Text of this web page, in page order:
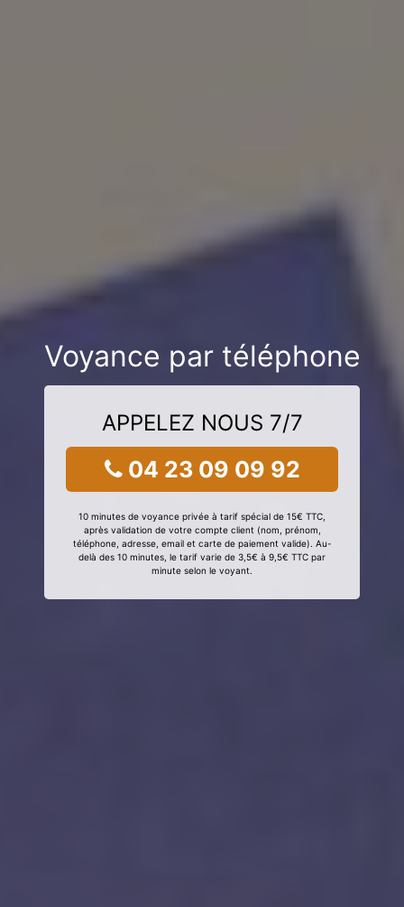
Voyance par téléphone
APPELEZ NOUS 7/7
04 23 09 09 92
10 minutes de voyance privée à tarif spécial de 15€ TTC,
après validation de votre compte client (nom, prénom,
téléphone, adresse, email et carte de paiement valide). Au-
delà des 10 minutes, le tarif varie de 3,5€ à 9,5€ TTC par
minute selon le voyant.